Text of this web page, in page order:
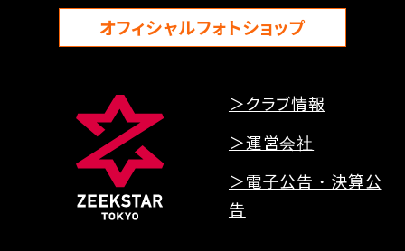
オフィシャルフォトショップ
＞クラブ情報
＞運営会社
＞電子公告・決算公
告